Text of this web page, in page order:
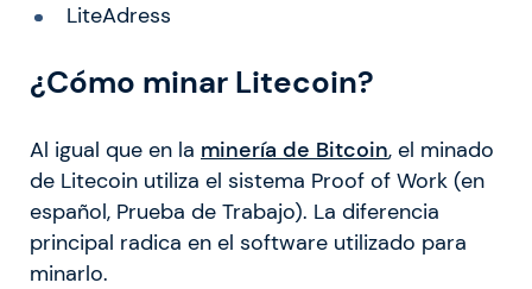
LiteAdress
¿Cómo minar Litecoin?
Al igual que en la minería de Bitcoin, el minado
de Litecoin utiliza el sistema Proof of Work (en
español, Prueba de Trabajo). La diferencia
principal radica en el software utilizado para
minarlo.